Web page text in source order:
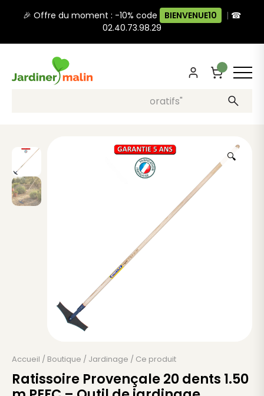
🎉 Offre du moment : -10% code BIENVENUE10 | ☎
02.40.73.98.29
Recherche, ex: "pots décoratifs"
🔍
Accueil / Boutique / Jardinage / Ce produit
Ratissoire Provençale 20 dents 1.50